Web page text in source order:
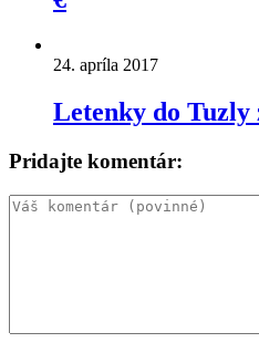
24. apríla 2017
Letenky do Tuzly
Pridajte komentár: